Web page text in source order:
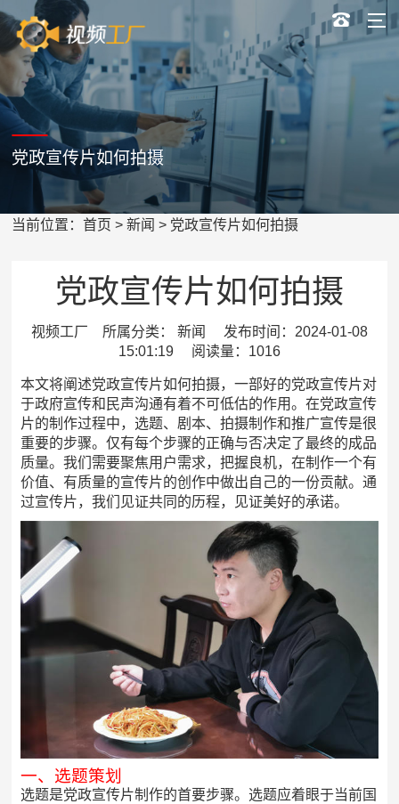
党政宣传片如何拍摄
当前位置：首页 >新闻 > 党政宣传片如何拍摄
党政宣传片如何拍摄
视频工厂 所属分类： 新闻 发布时间：2024-01-08
15:01:19 阅读量：1016
本文将阐述党政宣传片如何拍摄，一部好的党政宣传片对
于政府宣传和民声沟通有着不可低估的作用。在党政宣传
片的制作过程中，选题、剧本、拍摄制作和推广宣传是很
重要的步骤。仅有每个步骤的正确与否决定了最终的成品
质量。我们需要聚焦用户需求，把握良机，在制作一个有
价值、有质量的宣传片的创作中做出自己的一份贡献。通
过宣传片，我们见证共同的历程，见证美好的承诺。
一、选题策划
选题是党政宣传片制作的首要步骤。选题应着眼于当前国